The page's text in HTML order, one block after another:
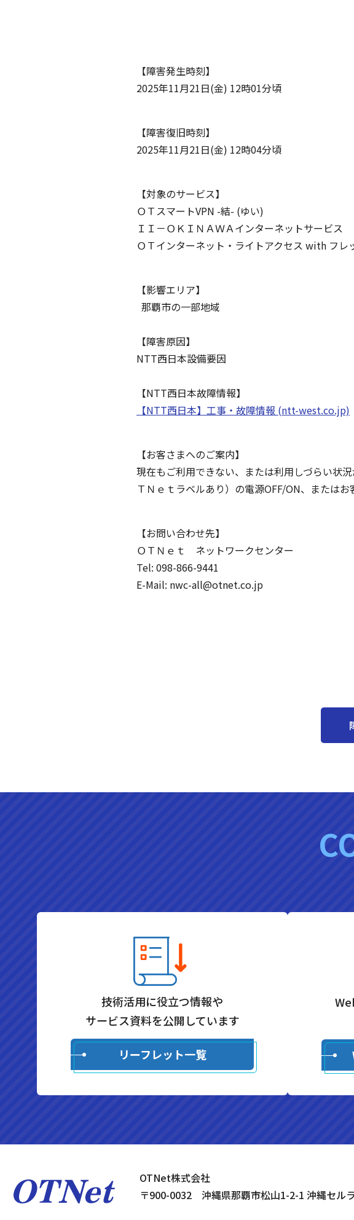
【障害発生時刻】
2025年11月21日(金) 12時01分頃
【障害復旧時刻】
2025年11月21日(金) 12時04分頃
【対象のサービス】
ＯＴスマートVPN -結- (ゆい)
ＩＩ－ＯＫＩＮＡＷＡインターネットサービス
ＯＴインターネット・ライトアクセス with フレ
【影響エリア】
那覇市の一部地域
【障害原因】
NTT西日本設備要因
【NTT西日本故障情報】
【NTT西日本】工事・故障情報 (ntt-west.co.jp)
【お客さまへのご案内】
現在もご利用できない、または利用しづらい状
ＴＮｅｔラベルあり）の電源OFF/ON、またはお
【お問い合わせ先】
ＯＴＮｅｔ ネットワークセンター
Tel: 098-866-9441
E-Mail: nwc-all@otnet.co.jp
技術活用に役立つ情報や
サービス資料を公開しています
リーフレット一覧
OTNet株式会社
〒900-0032 沖縄県那覇市松山1-2-1 沖縄セル